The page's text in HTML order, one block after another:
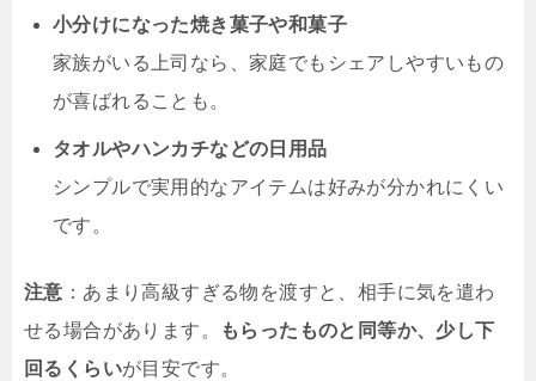
小分けになった焼き菓子や和菓子
家族がいる上司なら、家庭でもシェアしやすいもの
が喜ばれることも。
タオルやハンカチなどの日用品
シンプルで実用的なアイテムは好みが分かれにくい
です。
注意 ：あまり高級すぎる物を渡すと、相手に気を遣わ
せる場合があります。
もらったものと同等か、少し下
回るくらいが目安です。